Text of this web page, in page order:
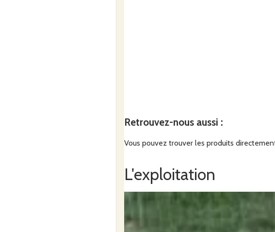
Retrouvez-nous aussi :
Vous pouvez trouver les produits
L'exploitation